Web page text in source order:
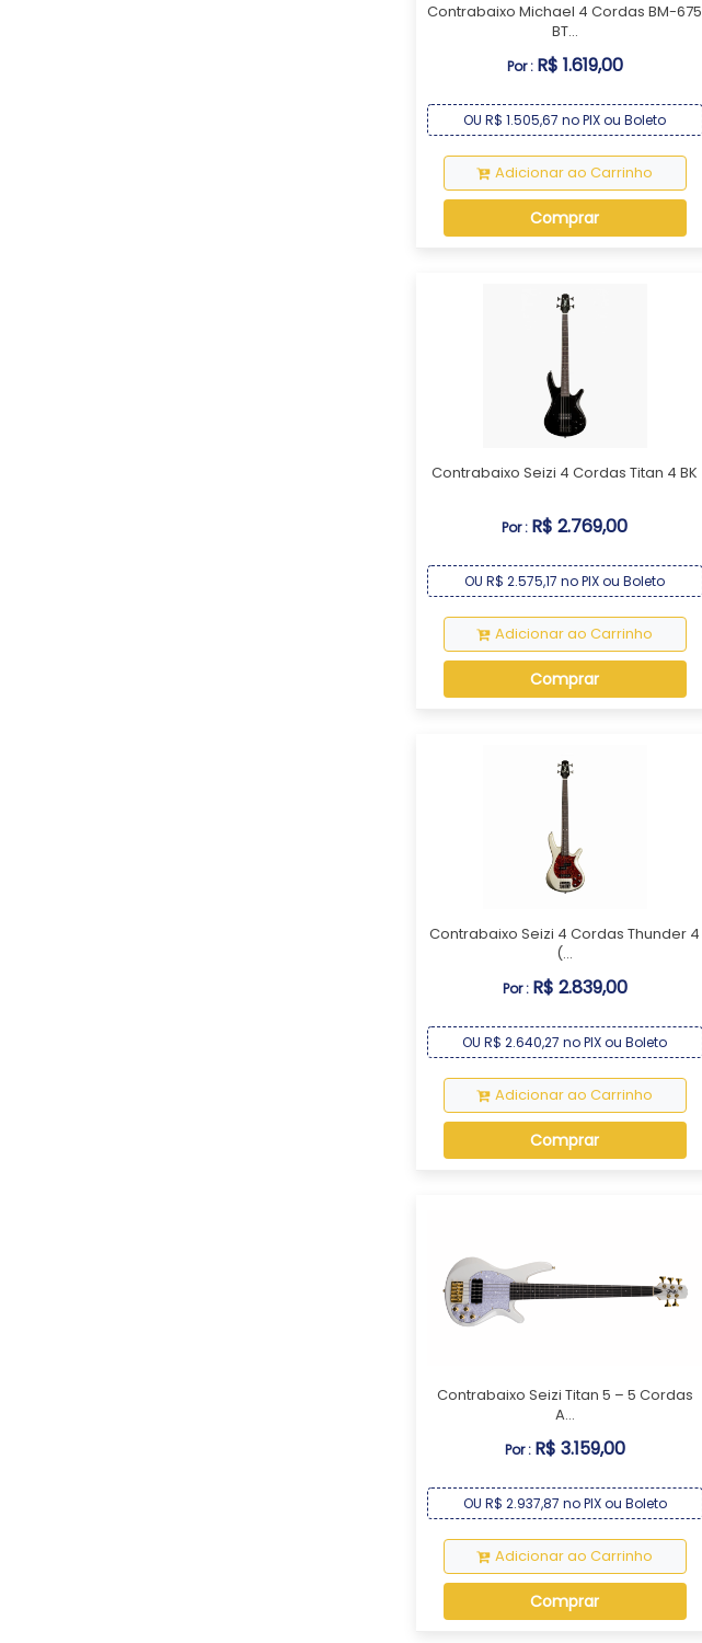
Contrabaixo Michael 4 Cordas BM-675
BT...
Por : R$ 1.619,00
OU R$ 1.505,67 no PIX ou Boleto
Adicionar ao Carrinho
Comprar
Contrabaixo Seizi 4 Cordas Titan 4 BK
Por : R$ 2.769,00
OU R$ 2.575,17 no PIX ou Boleto
Adicionar ao Carrinho
Comprar
Contrabaixo Seizi 4 Cordas Thunder 4
(...
Por : R$ 2.839,00
OU R$ 2.640,27 no PIX ou Boleto
Adicionar ao Carrinho
Comprar
Contrabaixo Seizi Titan 5 – 5 Cordas
A...
Por : R$ 3.159,00
OU R$ 2.937,87 no PIX ou Boleto
Adicionar ao Carrinho
Comprar